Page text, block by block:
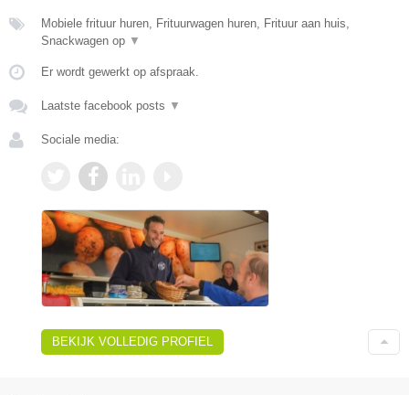
Mobiele frituur huren, Frituurwagen huren, Frituur aan huis,
Snackwagen op ▼
Er wordt gewerkt op afspraak.
Laatste facebook posts ▼
Sociale media:
BEKIJK VOLLEDIG PROFIEL